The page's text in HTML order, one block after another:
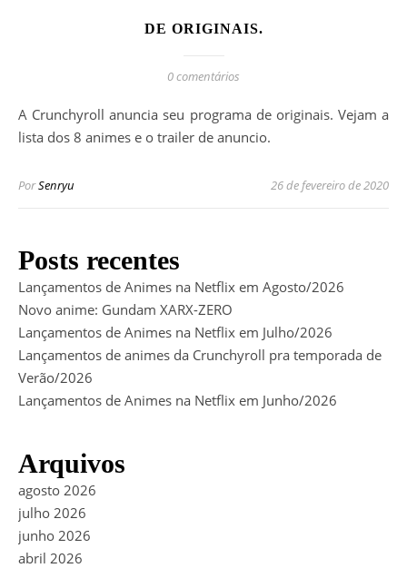
DE ORIGINAIS.
0 comentários
A Crunchyroll anuncia seu programa de originais. Vejam a
lista dos 8 animes e o trailer de anuncio.
PorSenryu 26 de fevereiro de 2020
Posts recentes
Lançamentos de Animes na Netflix em Agosto/2026
Novo anime: Gundam XARX-ZERO
Lançamentos de Animes na Netflix em Julho/2026
Lançamentos de animes da Crunchyroll pra temporada de
Verão/2026
Lançamentos de Animes na Netflix em Junho/2026
Arquivos
agosto 2026
julho 2026
junho 2026
abril 2026